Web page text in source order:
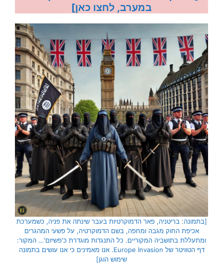
במערב, לחצו כאן]
[בתמונה: בריטניה, פאר הדמוקרטיות בעבר שינתה את פניה, כשמערכת
אכיפת החוק מגבה ומחפה, בשם הדמוקרטיה, על פשעי המהגרים
ומתעללת בתושביה המקוריים. כל התנגדות מוגדרת כ'פשיזם'… המקור:
דף הטוויטר של Europe Invasion. אנו מאמינים כי אנו עושים בתמונה
שימוש הוגן]